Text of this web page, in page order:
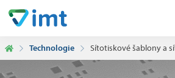
Technologie Sítotiskové šablony a